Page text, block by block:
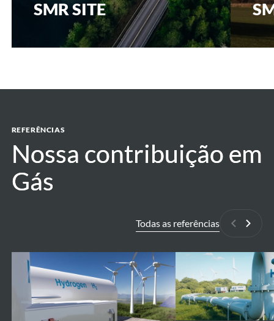
SMR SITE
REFERÊNCIAS
Nossa contribuição em
Gás
Nossa contribuição em
Gás
Todas as referências
Anterior
High
level
environmental
and
-
Large-
scale